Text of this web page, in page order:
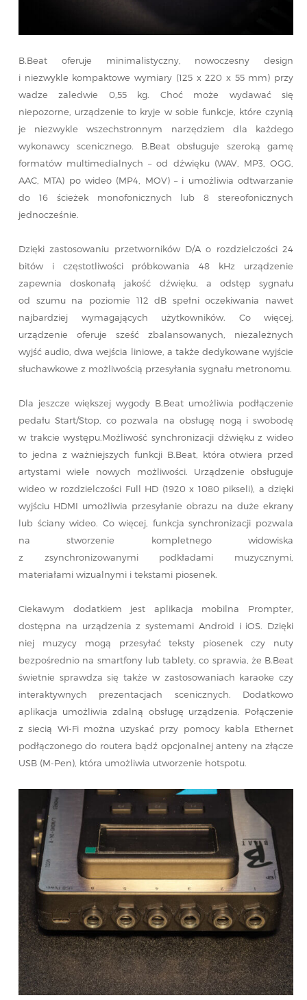
B.Beat oferuje minimalistyczny, nowoczesny design
i niezwykle kompaktowe wymiary (125 x 220 x 55 mm) przy
wadze zaledwie 0,55 kg. Choć może wydawać się
niepozorne, urządzenie to kryje w sobie funkcje, które czynią
je niezwykle wszechstronnym narzędziem dla każdego
wykonawcy scenicznego. B.Beat obsługuje szeroką gamę
formatów multimedialnych – od dźwięku (WAV, MP3, OGG,
AAC, MTA) po wideo (MP4, MOV) – i umożliwia odtwarzanie
do 16 ścieżek monofonicznych lub 8 stereofonicznych
jednocześnie.
Dzięki zastosowaniu przetworników D/A o rozdzielczości 24
bitów i częstotliwości próbkowania 48 kHz urządzenie
zapewnia doskonałą jakość dźwięku, a odstęp sygnału
od szumu na poziomie 112 dB spełni oczekiwania nawet
najbardziej wymagających użytkowników. Co więcej,
urządzenie oferuje sześć zbalansowanych, niezależnych
wyjść audio, dwa wejścia liniowe, a także dedykowane wyjście
słuchawkowe z możliwością przesyłania sygnału metronomu.
Dla jeszcze większej wygody B.Beat umożliwia podłączenie
pedału Start/Stop, co pozwala na obsługę nogą i swobodę
w trakcie występu.Możliwość synchronizacji dźwięku z wideo
to jedna z ważniejszych funkcji B.Beat, która otwiera przed
artystami wiele nowych możliwości. Urządzenie obsługuje
wideo w rozdzielczości Full HD (1920 x 1080 pikseli), a dzięki
wyjściu HDMI umożliwia przesyłanie obrazu na duże ekrany
lub ściany wideo. Co więcej, funkcja synchronizacji pozwala
na stworzenie kompletnego widowiska
z zsynchronizowanymi podkładami muzycznymi,
materiałami wizualnymi i tekstami piosenek.
Ciekawym dodatkiem jest aplikacja mobilna Prompter,
dostępna na urządzenia z systemami Android i iOS. Dzięki
niej muzycy mogą przesyłać teksty piosenek czy nuty
bezpośrednio na smartfony lub tablety, co sprawia, że B.Beat
świetnie sprawdza się także w zastosowaniach karaoke czy
interaktywnych prezentacjach scenicznych. Dodatkowo
aplikacja umożliwia zdalną obsługę urządzenia. Połączenie
z siecią Wi-Fi można uzyskać przy pomocy kabla Ethernet
podłączonego do routera bądź opcjonalnej anteny na złącze
USB (M-Pen), która umożliwia utworzenie hotspotu.